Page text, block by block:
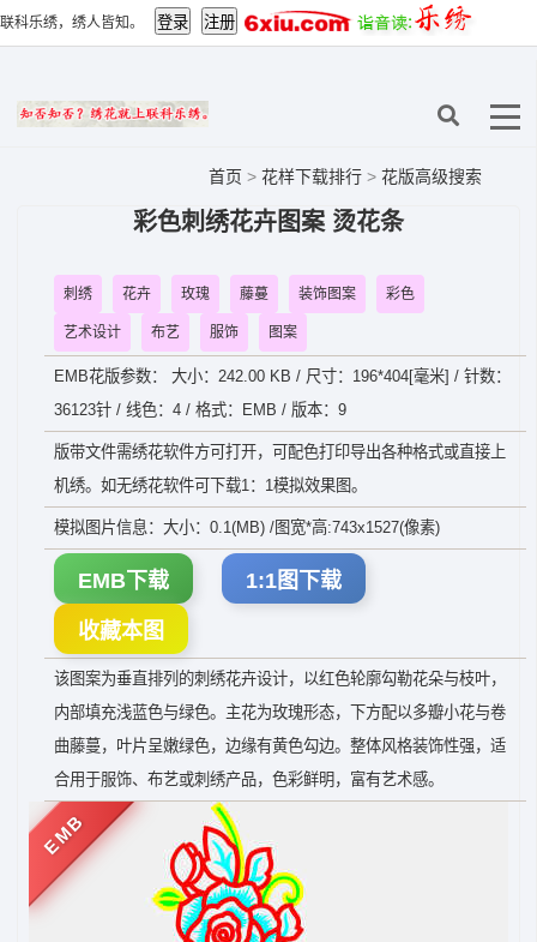
联科乐绣，绣人皆知。
首页 > 花样下载排行 > 花版高级搜索
彩色刺绣花卉图案 烫花条
刺绣 花卉 玫瑰 藤蔓 装饰图案 彩色
艺术设计 布艺 服饰 图案
EMB花版参数： 大小：242.00 KB / 尺寸：196*404[毫米] / 针数：
36123针 / 线色：4 / 格式：EMB / 版本：9
版带文件需绣花软件方可打开，可配色打印导出各种格式或直接上
机绣。如无绣花软件可下载1：1模拟效果图。
模拟图片信息：大小：0.1(MB) /图宽*高:743x1527(像素)
EMB下载 1:1图下载
收藏本图
该图案为垂直排列的刺绣花卉设计，以红色轮廓勾勒花朵与枝叶，
内部填充浅蓝色与绿色。主花为玫瑰形态，下方配以多瓣小花与卷
曲藤蔓，叶片呈嫩绿色，边缘有黄色勾边。整体风格装饰性强，适
合用于服饰、布艺或刺绣产品，色彩鲜明，富有艺术感。
EMB